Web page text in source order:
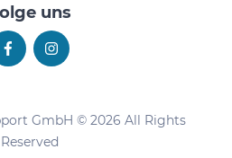
uns
GmbH © 2026 All Rights
Reserved